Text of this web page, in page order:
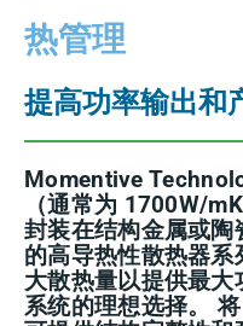
热管理
提高功率输出和
Momentive
（通常为 1700W/
封装在结构金属或
的高导热性散热器
大散热量以提供最
系统的理想选择。